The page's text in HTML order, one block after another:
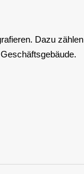
Dazu zählen